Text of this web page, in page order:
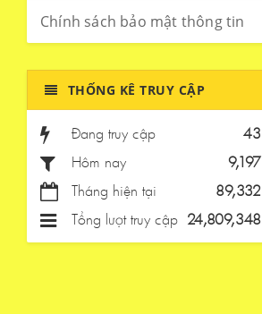
Chính sách bảo mật thông tin
THỐNG KÊ TRUY CẬP
Đang truy cập
43
Hôm nay
9,197
Tháng hiện tại
89,332
Tổng lượt truy cập 24,809,348